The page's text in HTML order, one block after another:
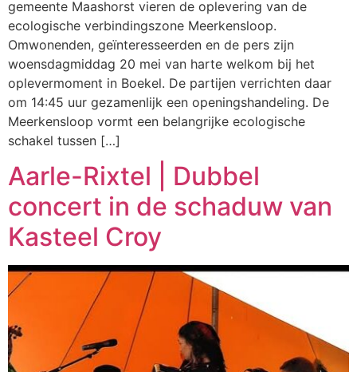
gemeente Maashorst vieren de oplevering van de
ecologische verbindingszone Meerkensloop.
Omwonenden, geïnteresseerden en de pers zijn
woensdagmiddag 20 mei van harte welkom bij het
oplevermoment in Boekel. De partijen verrichten daar
om 14:45 uur gezamenlijk een openingshandeling. De
Meerkensloop vormt een belangrijke ecologische
schakel tussen […]
Aarle-Rixtel | Dubbel
concert in de schaduw van
Kasteel Croy